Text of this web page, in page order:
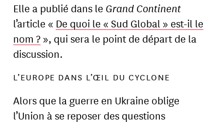
Elle a publié dans le Grand Continent
l’article « De quoi le « Sud Global » est-il le
nom ? », qui sera le point de départ de la
discussion.
L’EUROPE DANS L’ŒIL DU CYCLONE
Alors que la guerre en Ukraine oblige
l’Union à se reposer des questions